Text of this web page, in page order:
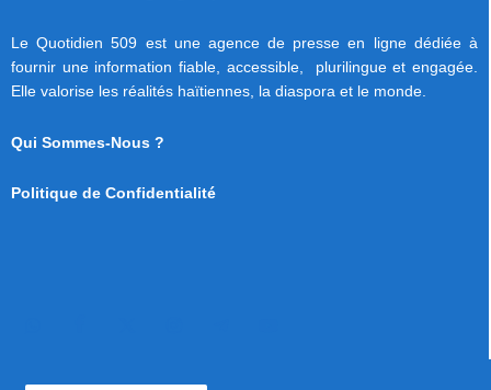
Le Quotidien 509 est une agence de presse en ligne dédiée à
fournir une information fiable, accessible, plurilingue et engagée.
Elle valorise les réalités haïtiennes, la diaspora et le monde.
Qui Sommes-Nous ?
Politique de Confidentialité